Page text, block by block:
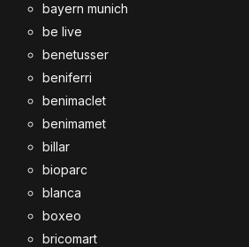
bayern munich
be live
benetusser
beniferri
benimaclet
benimamet
billar
bioparc
blanca
boxeo
bricomart